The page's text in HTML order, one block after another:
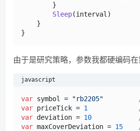
        }
Sleep(interval)
    }
由于是研究策略，参数我都硬编码在
javascript
var symbol = "rb2205"
var priceTick = 1
var deviation = 10
var maxCoverDeviation = 15